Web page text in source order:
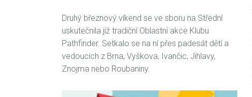
Druhý březnový víkend se ve sboru na Střední
uskutečnila již tradiční Oblastní akce Klubu
Pathfinder. Setkalo se na ní přes padesát dětí a
vedoucích z Brna, Vyškova, Ivančic, Jihlavy,
Znojma nebo Roubaniny.